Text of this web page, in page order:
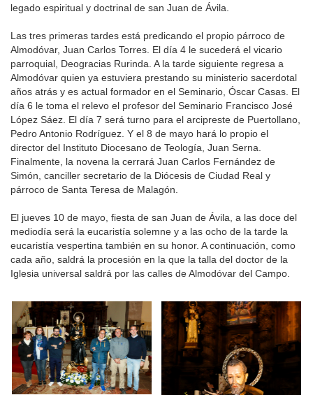
legado espiritual y doctrinal de san Juan de Ávila.
Las tres primeras tardes está predicando el propio párroco de
Almodóvar, Juan Carlos Torres. El día 4 le sucederá el vicario
parroquial, Deogracias Rurinda. A la tarde siguiente regresa a
Almodóvar quien ya estuviera prestando su ministerio sacerdotal
años atrás y es actual formador en el Seminario, Óscar Casas. El
día 6 le toma el relevo el profesor del Seminario Francisco José
López Sáez. El día 7 será turno para el arcipreste de Puertollano,
Pedro Antonio Rodríguez. Y el 8 de mayo hará lo propio el
director del Instituto Diocesano de Teología, Juan Serna.
Finalmente, la novena la cerrará Juan Carlos Fernández de
Simón, canciller secretario de la Diócesis de Ciudad Real y
párroco de Santa Teresa de Malagón.
El jueves 10 de mayo, fiesta de san Juan de Ávila, a las doce del
mediodía será la eucaristía solemne y a las ocho de la tarde la
eucaristía vespertina también en su honor. A continuación, como
cada año, saldrá la procesión en la que la talla del doctor de la
Iglesia universal saldrá por las calles de Almodóvar del Campo.